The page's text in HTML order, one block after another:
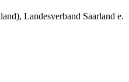
Landesverband Saarland e.